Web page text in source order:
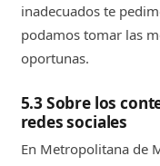
inadecuados te
podamos tomar las
oportunas.
5.3 Sobre los
redes sociales
En Metropolitana de